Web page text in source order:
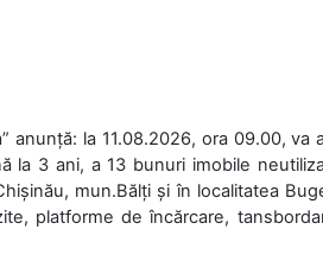
anunță: la 11.08.2026, ora 09.00, va
la 3 ani, a 13 bunuri imobile
mun.Bălți și în localitatea
platforme de încărcare,